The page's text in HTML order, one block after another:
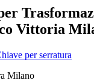
Vittoria
per serratura